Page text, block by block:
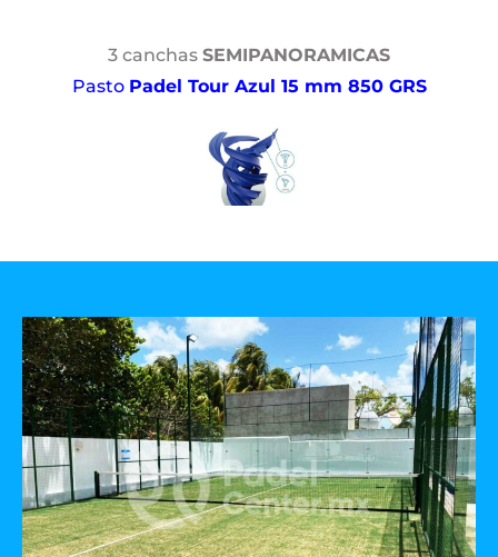
3 canchas SEMIPANORAMICAS
Pasto Padel Tour Azul 15 mm 850 GRS